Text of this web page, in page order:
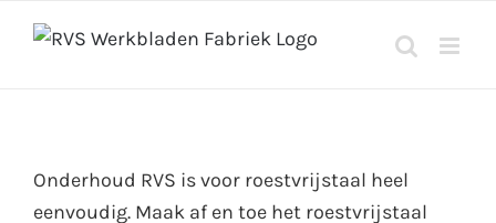
naar
Onderhoud RVS is voor roestvrijstaal heel
eenvoudig. Maak af en toe het roestvrijstaal